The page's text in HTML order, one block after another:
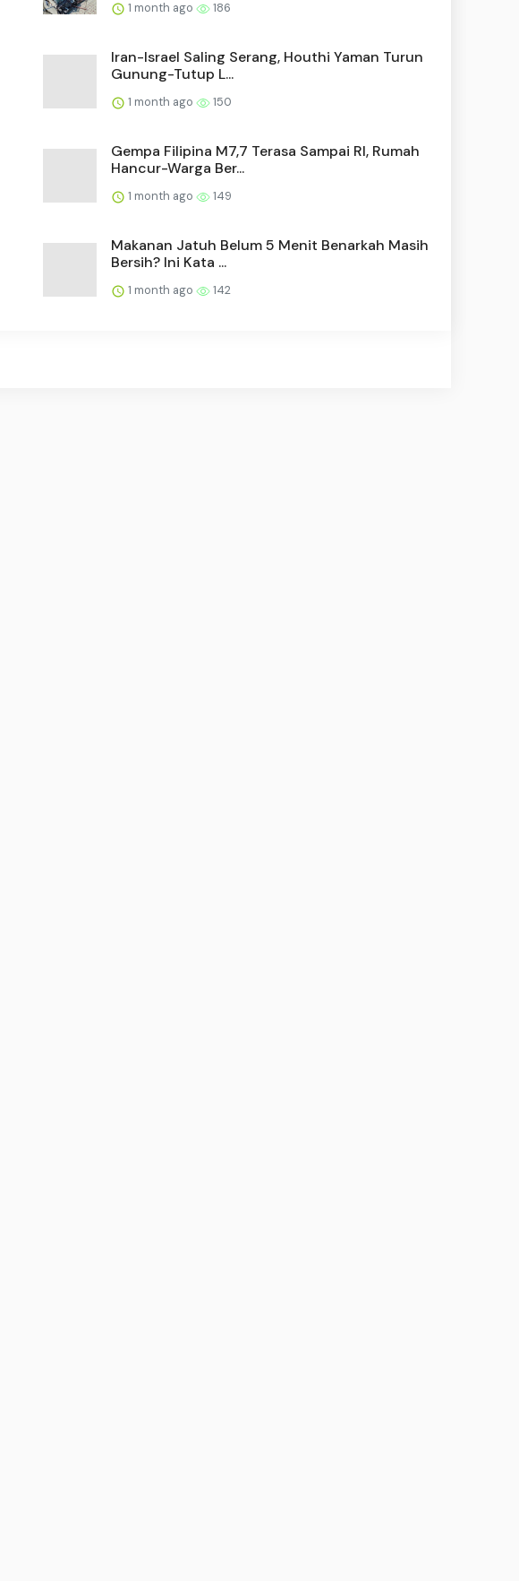
1 month ago 186
Iran-Israel Saling Serang, Houthi Yaman Turun
Gunung-Tutup L...
1 month ago 150
Gempa Filipina M7,7 Terasa Sampai RI, Rumah
Hancur-Warga Ber...
1 month ago 149
Makanan Jatuh Belum 5 Menit Benarkah Masih
Bersih? Ini Kata ...
1 month ago 142